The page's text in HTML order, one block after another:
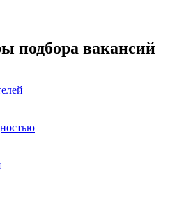
подбора вакансий